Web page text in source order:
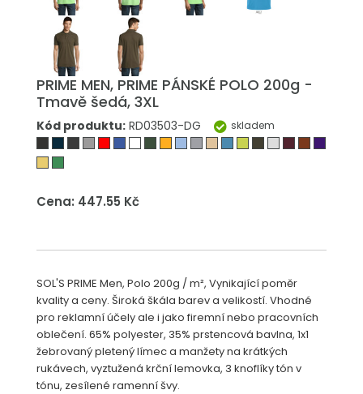
PRIME MEN, PRIME PÁNSKÉ POLO 200g -
Tmavě šedá, 3XL
Kód produktu: RD03503-DG skladem
Cena: 447.55 Kč
SOL'S PRIME Men, Polo 200g / m², Vynikající poměr
kvality a ceny. Široká škála barev a velikostí. Vhodné
pro reklamní účely ale i jako firemní nebo pracovních
oblečení. 65% polyester, 35% prstencová bavlna, 1x1
žebrovaný pletený límec a manžety na krátkých
rukávech, vyztužená krční lemovka, 3 knoflíky tón v
tónu, zesílené ramenní švy.